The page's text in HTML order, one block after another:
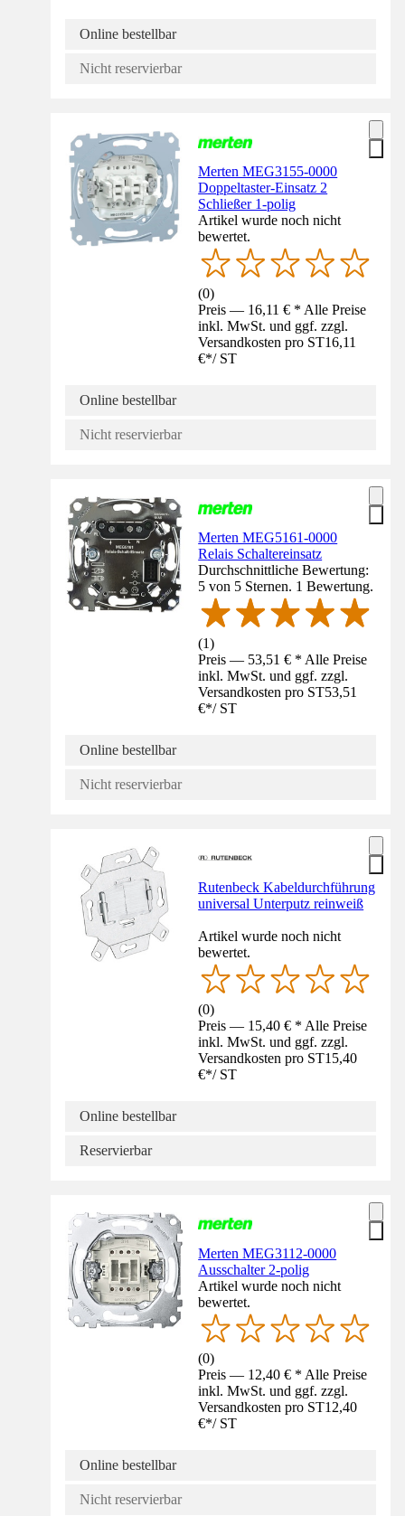
Online bestellbar
Nicht reservierbar
Merten MEG3155-0000
Doppeltaster-Einsatz 2
Schließer 1-polig
Artikel wurde noch nicht
bewertet.
(0)
Preis — 16,11 € * Alle Preise
inkl. MwSt. und ggf. zzgl.
Versandkosten pro ST16,11
€*/ ST
Online bestellbar
Nicht reservierbar
Merten MEG5161-0000
Relais Schaltereinsatz
Durchschnittliche Bewertung:
5 von 5 Sternen. 1 Bewertung.
(1)
Preis — 53,51 € * Alle Preise
inkl. MwSt. und ggf. zzgl.
Versandkosten pro ST53,51
€*/ ST
Online bestellbar
Nicht reservierbar
Rutenbeck Kabeldurchführung
universal Unterputz reinweiß
Artikel wurde noch nicht
bewertet.
(0)
Preis — 15,40 € * Alle Preise
inkl. MwSt. und ggf. zzgl.
Versandkosten pro ST15,40
€*/ ST
Online bestellbar
Reservierbar
Merten MEG3112-0000
Ausschalter 2-polig
Artikel wurde noch nicht
bewertet.
(0)
Preis — 12,40 € * Alle Preise
inkl. MwSt. und ggf. zzgl.
Versandkosten pro ST12,40
€*/ ST
Online bestellbar
Nicht reservierbar